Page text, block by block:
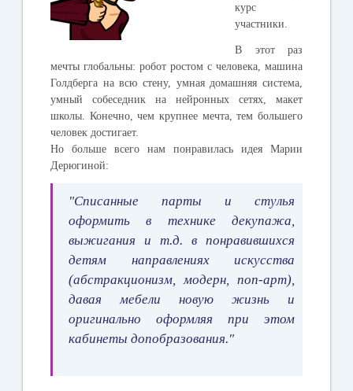
курс
участники.
В этот раз
мечты глобальны: робот ростом с человека, машина
Голдберга на всю стену, умная домашняя система,
умный собеседник на нейронных сетях, макет
школы. Конечно, чем крупнее мечта, тем большего
человек достигает.
Но больше всего нам понравилась идея Марии
Дерюгиной:
"Списанные парты и стулья
оформить в технике декупажа,
выжигания и т.д. в понравившихся
детям направлениях искусства
(абстракционизм, модерн, поп-арт),
давая мебели новую жизнь и
оригинально оформляя при этом
кабинеты допобразования."